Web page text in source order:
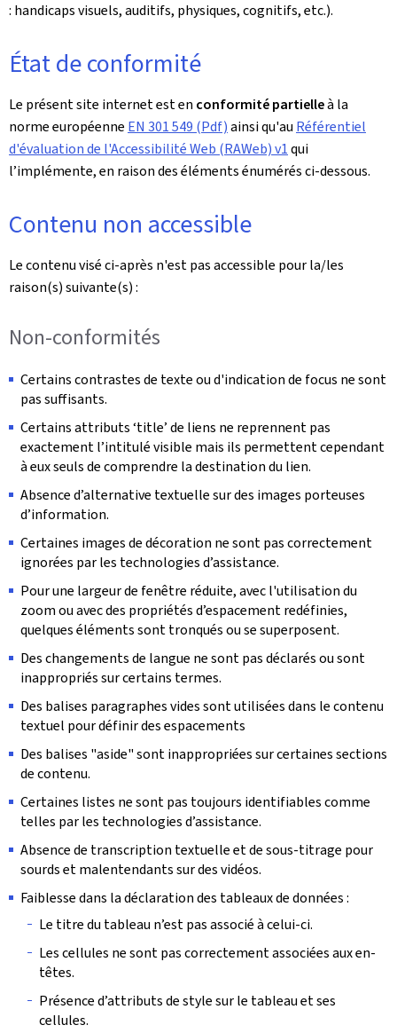
: handicaps visuels, auditifs, physiques, cognitifs, etc.).
État de conformité
Le présent site internet est en conformité partielleà la
norme européenne EN 301 549 (Pdf)ainsi qu'au Référentiel
d'évaluation de l'Accessibilité Web (RAWeb) v1qui
l’implémente, en raison des éléments énumérés ci-dessous.
Contenu non accessible
Le contenu visé ci-après n'est pas accessible pour la/les
raison(s) suivante(s) :
Non-conformités
Certains contrastes de texte ou d'indication de focus ne sont
pas suffisants.
Certains attributs ‘title’ de liens ne reprennent pas
exactement l’intitulé visible mais ils permettent cependant
à eux seuls de comprendre la destination du lien.
Absence d’alternative textuelle sur des images porteuses
d’information.
Certaines images de décoration ne sont pas correctement
ignorées par les technologies d’assistance.
Pour une largeur de fenêtre réduite, avec l'utilisation du
zoom ou avec des propriétés d’espacement redéfinies,
quelques éléments sont tronqués ou se superposent.
Des changements de langue ne sont pas déclarés ou sont
inappropriés sur certains termes.
Des balises paragraphes vides sont utilisées dans le contenu
textuel pour définir des espacements
Des balises "aside" sont inappropriées sur certaines sections
de contenu.
Certaines listes ne sont pas toujours identifiables comme
telles par les technologies d’assistance.
Absence de transcription textuelle et de sous-titrage pour
sourds et malentendants sur des vidéos.
Faiblesse dans la déclaration des tableaux de données :
Le titre du tableau n’est pas associé à celui-ci.
Les cellules ne sont pas correctement associées aux en-
têtes.
Présence d’attributs de style sur le tableau et ses
cellules.